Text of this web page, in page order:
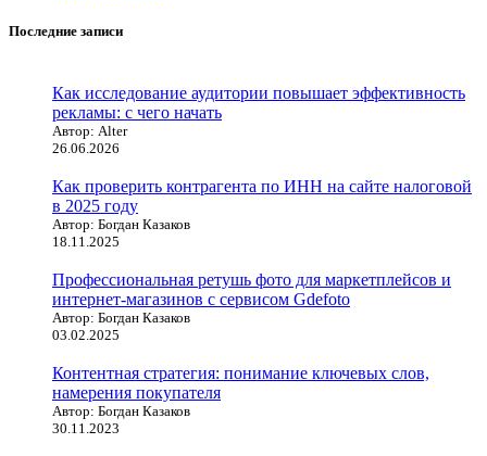
Последние записи
Как исследование аудитории повышает эффективность
рекламы: с чего начать
Автор: Alter
26.06.2026
Как проверить контрагента по ИНН на сайте налоговой
в 2025 году
Автор: Богдан Казаков
18.11.2025
Профессиональная ретушь фото для маркетплейсов и
интернет-магазинов с сервисом Gdefoto
Автор: Богдан Казаков
03.02.2025
Контентная стратегия: понимание ключевых слов,
намерения покупателя
Автор: Богдан Казаков
30.11.2023